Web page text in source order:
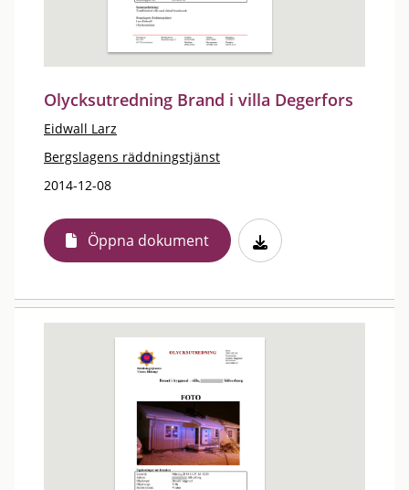
Olycksutredning Brand i villa Degerfors
Eidwall Larz
Bergslagens räddningstjänst
2014-12-08
Öppna dokument